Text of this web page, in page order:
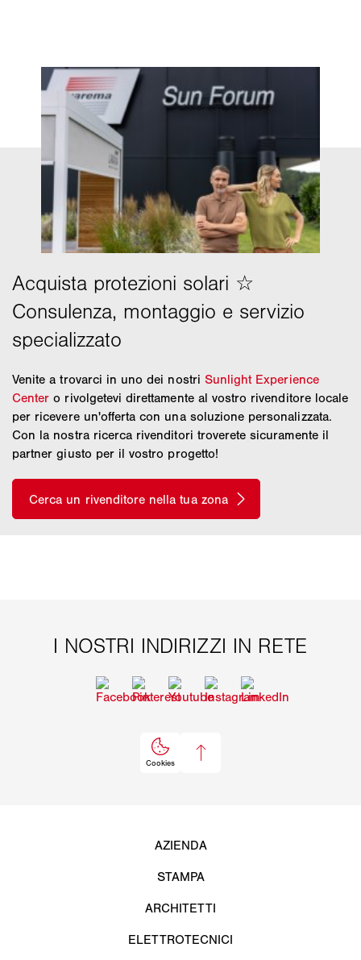
Venite a trovarci in uno dei nostri Sunlight Experience
Center o rivolgetevi direttamente al vostro rivenditore locale
per ricevere un'offerta con una soluzione personalizzata.
Con la nostra ricerca rivenditori troverete sicuramente il
partner giusto per il vostro progetto!